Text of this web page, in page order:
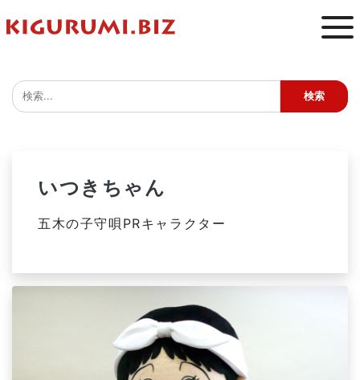
いつきちゃん
五木の子守唄PRキャラクター